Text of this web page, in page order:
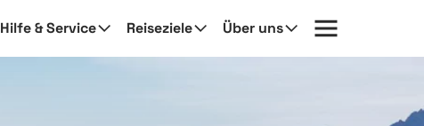
Hilfe & Service Reiseziele Über uns